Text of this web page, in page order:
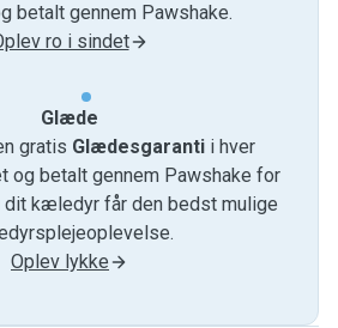
betalt gennem Pawshake.
ro i sindet
Glæde
gratis Glædesgarantii hver
og betalt gennem Pawshake for
dit kæledyr får den bedst mulige
Oplev lykke